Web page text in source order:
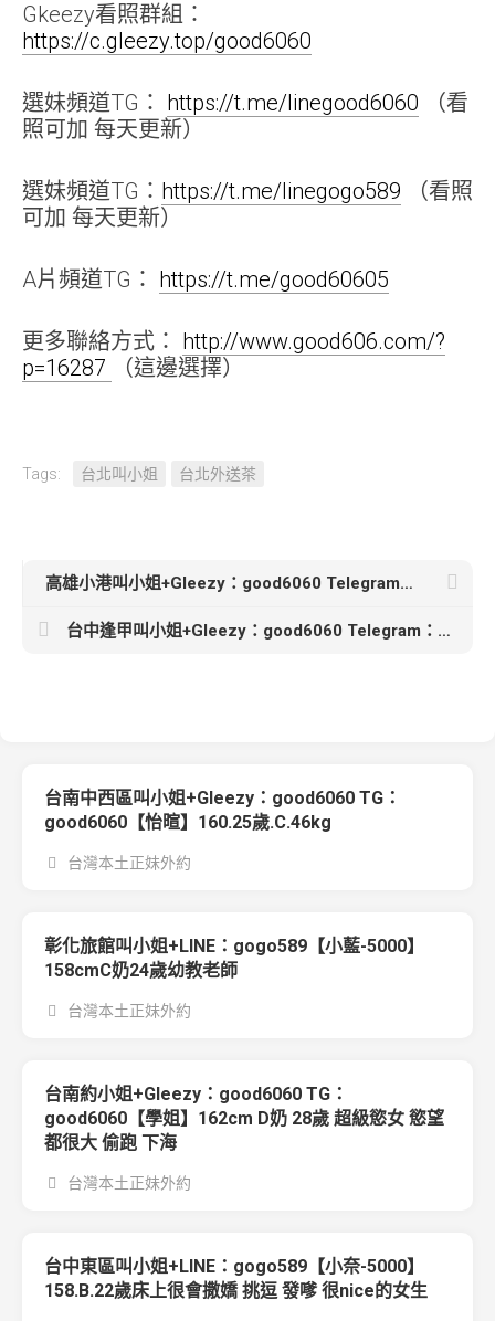
Gkeezy看照群組：
https://c.gleezy.top/good6060
選妹頻道TG： https://t.me/linegood6060 （看
照可加 每天更新）
選妹頻道TG： https://t.me/linegogo589 （看照
可加 每天更新）
A片頻道TG： https://t.me/good60605
更多聯絡方式： http://www.good606.com/?
p=16287
（這邊選擇）
Tags: 台北叫小姐 台北外送茶
高雄小港叫小姐+Gleezy：good6060 Telegram：good6060【花花】 155/45kg/B/19歲超年輕嫩妹首次兼職
台中逢甲叫小姐+Gleezy：good6060 Telegram：good6060【芷彤】163cm 47kg Dcup 25歲甜美幼師 溫柔氣質
台南中西區叫小姐+Gleezy：good6060 TG：
good6060【怡暄】160.25歲.C.46kg
台灣本土正妹外約
彰化旅館叫小姐+LINE：gogo589【小藍-5000】
158cmC奶24歲幼教老師
台灣本土正妹外約
台南約小姐+Gleezy：good6060 TG：
good6060【學姐】162cm D奶 28歲 超級慾女 慾望
都很大 偷跑 下海
台灣本土正妹外約
台中東區叫小姐+LINE：gogo589【小奈-5000】
158.B.22歲床上很會撒嬌 挑逗 發嗲 很nice的女生